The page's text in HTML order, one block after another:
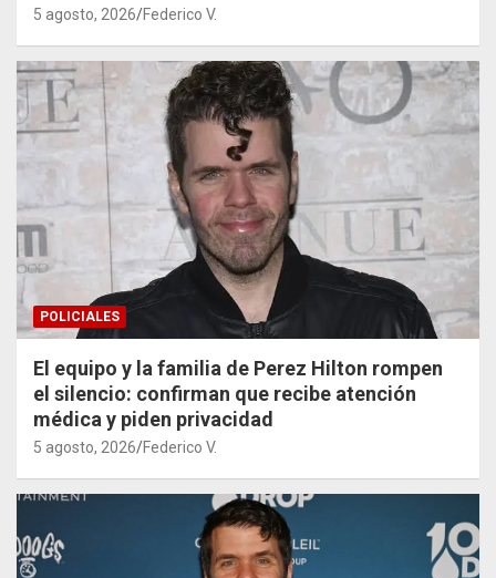
5 agosto, 2026 Federico V.
POLICIALES
El equipo y la familia de Perez Hilton rompen
el silencio: confirman que recibe atención
médica y piden privacidad
5 agosto, 2026 Federico V.